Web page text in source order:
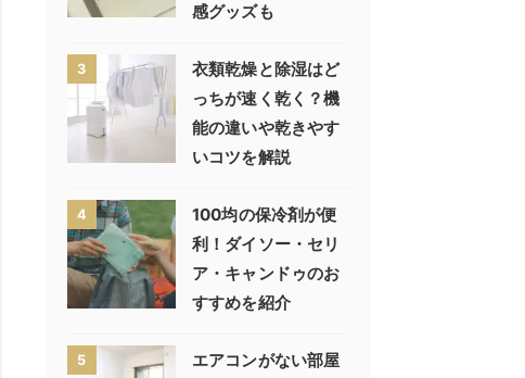
感グッズも
3
衣類乾燥と除湿はど
っちが速く乾く？機
能の違いや乾きやす
いコツを解説
4
100均の保冷剤が便
利！ダイソー・セリ
ア・キャンドゥのお
すすめを紹介
5
エアコンがない部屋